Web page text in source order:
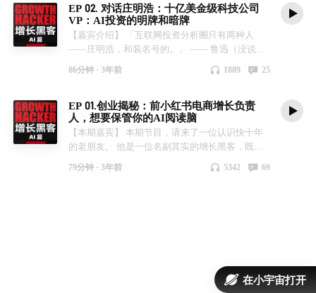
折叠屏手机 + ColorOS 16 25:42 盘点年度产品四：
Plaud Note Pro AI 智能录音卡片 32:14 盘点年度产
品五：Manus 全球最强的通用智能体平台 40:58 盘
点年度产品六：氛围编程神器 Google
Antigravity（/Windsurf） 50:42 盘点年度产品七：
九：播客消化与降噪神器 Podwise 01:02:39 盘点年
度产品十：flomo（与 one more thing:
SuperWhisper） 01:07:17 年度不推荐产品：AI 浏
览器（点名 Comet） ------------------- 【互动方式】
你可以在下面这些地方找到我： * 订阅简中世界最
* 商业合作/咨询微信：ifanbing（请注明「商业合
作」） * 读者/听众微信：zengzhangheike（请注
点】 * 00:00 最近在忙啥，为什么更新频率略低？
* 09:01 为什么要聊失败、聊血泪史？ * 15:09 AI
创业的血泪史之1：操着卖白粉的心，赚着卖白菜
的钱 * 21:01 AI创业的血泪史之2：融资很多很
猛，烧钱更多更猛 * 24:54 AI创业的血泪史之3：
少，经常被白嫖时间和洞察 * 35:01 AI创业的血泪
史之5：没有行业know-how，臆想的场景并不PMF
* 43:32 AI创业的血泪史之6：不能背锅的AI我们不
要 * 47:18 AI创业的血泪史之7：大模型巨头亲自
下场，套壳应用哀鸿遍野 * 53:13 AI创业的血泪史
沉底录》：https://xiaobot.net/p/pmsink ---------------
---- 【关于播客《AI增长黑客》】 这是一档商业向
本期话题时间点： 02:06 Web3 还是个概念，AI 已
是一种令人眼花缭乱的流行病毒 12:25 披露公司最
重要的 AI 内测产品 Chato，从产品功能、用户定
位、行业应用、落地场景（以会务、VC为例），
到标杆客户、扩展空间、规模化的临界点 38:55 预
司层面 all in AI？ 资金和人才储备并非第一梯队，
如何应对潜在竞争？ 59:06 「研究AI新闻」不等于
「研究AI」，这届年轻人究竟如何抓住 AI 大趋势
———————————— 关于 百姓AI： 百姓AI
致力于为客户提供全面的AI解决方案和服务。我们
助理机器人，支持发布到各个终端，提供知识服
通过内部实践、项目合作与访谈，收集到的 AI 落
地的真实案例和幕后洞察。希望对你有帮助。 这
本来是一个带 PPT 演示文档的分享，因为播客无
法原生查看 PPT 格式，所以我把 PPT 内页截图发
在了下面 shownotes 区，给位可以对照截图来跟随
我的演讲进度。 另外，完整视频，我已经上传到
在这里。 欢迎对这个话题和商业方向有兴趣的朋
友，随时联络我。 ------------------- 【关于《AI 增长
黑客》】 这是一档商业向的播客节目，旨在探索
增长黑客的商业案例，传达增长向善的价值目标，
希望在新的技术周期里，探究如何具体地利用日新
道「冰器库」：t.me/ifanbing - 商业合作邮件：
xdash@duck.com - 商业合作+V：ifanbing （请注
EP 02. 对话庄明浩：十亿美金级科技公司
VP：AI投资的明牌和暗牌
【嘉宾介绍】 「互联网投资分析圈只有两种人
——庄明浩，和装名号的。」 —— 鲁迅（没说
大 V——庄明浩老师（web.okjike.com）。 他现在
官，之前也曾在顶尖美元投资基金任职多年，并且
还曾经自己亲身下海创业，担任过头部直播公司的
副总裁。 我跟庄明浩老师算是相识于微时，我俩
十几年初出茅庐就在一家著名的美国上市互联网公
司狩猎着移动互联网的早期爆发机会，并且一起感
受了时代浪潮的一波更迭和捶打。 这期节目，庄
的，我也就顺口问了。你大概也只有在我的节目
里，才能听到庄明浩指点业界江山之外的另一面，
86分钟 · 3年前 1889 25
EP 01.创业揭秘：前小红书电商增长负责
人，想要保管你的AI阅读脑
【本期嘉宾】 本期节目，请来了一位认识快十年
的老朋友。 他是一位名副其实的增长黑客，既亲
负责人、小红书电商增长负责人。 现在他正悄咪
浪潮催生的新创业机会的独家复盘和商业揭秘，以
及我们对于阅读学习新范式的思考判断，还有个人
79分钟 · 3年前 5342 69
在小宇宙打开